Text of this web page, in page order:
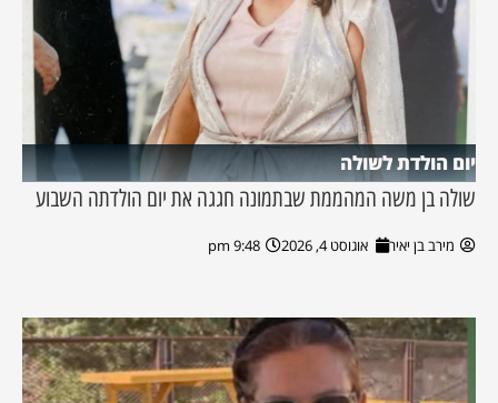
יום הולדת לשולה
שולה בן משה המהממת שבתמונה חגגה את יום הולדתה השבוע
מירב בן יאיר אוגוסט 4, 2026 9:48 pm